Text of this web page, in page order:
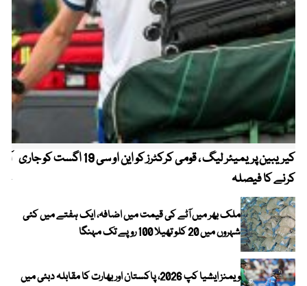
کیریبین پریمیئر لیگ ، قومی کرکٹرز کو این او سی 19 اگست کو جاری
کرنے کا فیصلہ
ملک بھر میں آٹے کی قیمت میں اضافہ، ایک ہفتے میں کئی
شہروں میں 20 کلو تھیلا 100 روپے تک مہنگا
ویمنز ایشیا کپ 2026، پاکستان اور بھارت کا مقابلہ دبئی میں